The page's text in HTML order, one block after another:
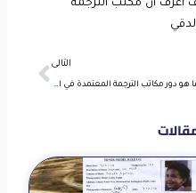
اعرف ان مكتب الترجمة
التالى
ما هو دور مكاتب الترجمة المعتمدة في الاسكندرية لفرص تجارية دولية